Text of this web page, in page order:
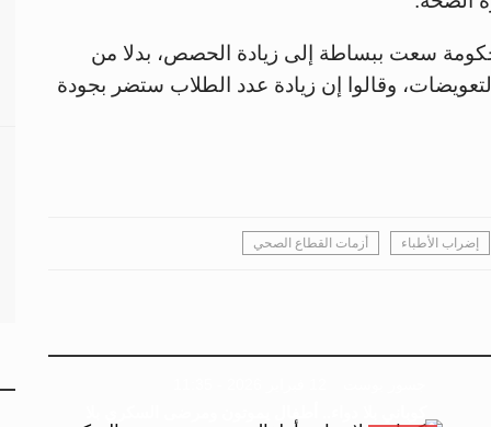
سعت ببساطة إلى زيادة الحصص، بدلا من
وقالوا إن زيادة عدد الطلاب ستضر بجودة
إضراب الأطباء أزمات القطاع الصحي